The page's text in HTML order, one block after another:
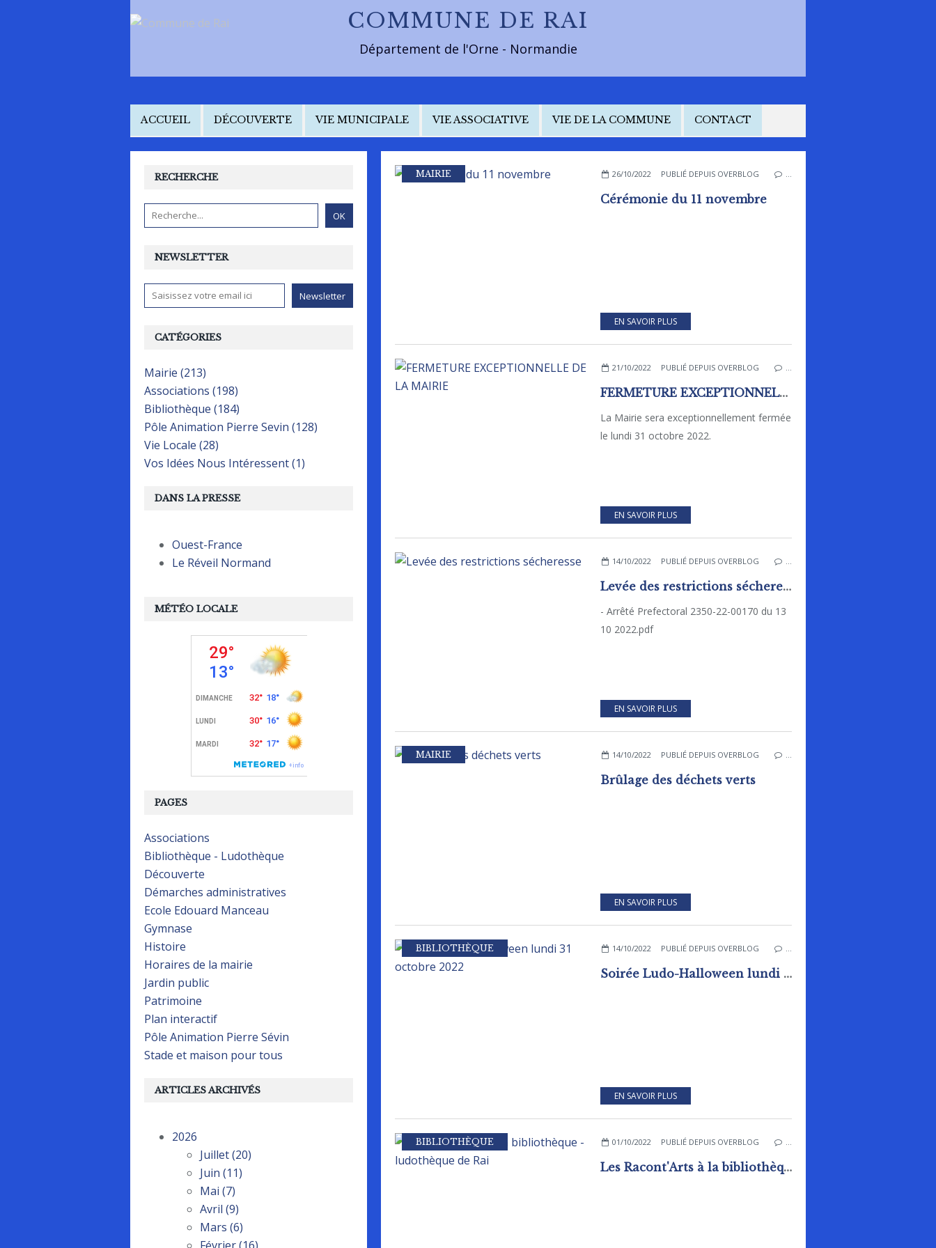
COMMUNE DE RAI
Département de l'Orne - Normandie
ACCUEIL DÉCOUVERTE VIE MUNICIPALE VIE ASSOCIATIVE VIE DE LA COMMUNE CONTACT
MAIRIE 26/10/2022 PUBLIÉ DEPUIS OVERBLOG …
Cérémonie du 11 novembre
EN SAVOIR PLUS
21/10/2022 PUBLIÉ DEPUIS OVERBLOG …
FERMETURE EXCEPTIONNELLE DE LA MAIRIE
La Mairie sera exceptionnellement fermée
le lundi 31 octobre 2022.
EN SAVOIR PLUS
14/10/2022 PUBLIÉ DEPUIS OVERBLOG …
Levée des restrictions sécheresse
- Arrêté Prefectoral 2350-22-00170 du 13
10 2022.pdf
EN SAVOIR PLUS
MAIRIE 14/10/2022 PUBLIÉ DEPUIS OVERBLOG …
Brûlage des déchets verts
EN SAVOIR PLUS
BIBLIOTHÈQUE 14/10/2022 PUBLIÉ DEPUIS OVERBLOG …
Soirée Ludo-Halloween lundi 31 octobre 2022
EN SAVOIR PLUS
BIBLIOTHÈQUE 01/10/2022 PUBLIÉ DEPUIS OVERBLOG …
Les Racont'Arts à la bibliothèque - ludothèque de Rai
NEWSLETTER
RECHERCHE
PAGES
Associations
Bibliothèque - Ludothèque
Découverte
Démarches administratives
Ecole Edouard Manceau
Gymnase
Histoire
Horaires de la mairie
Jardin public
Patrimoine
Plan interactif
Pôle Animation Pierre Sévin
Stade et maison pour tous
CATÉGORIES
Mairie (213)
Associations (198)
Bibliothèque (184)
Pôle Animation Pierre Sevin (128)
Vie Locale (28)
Vos Idées Nous Intéressent (1)
MÉTÉO LOCALE
DANS LA PRESSE
Ouest-France
Le Réveil Normand
ARTICLES ARCHIVÉS
2026
Juillet(20)
Juin (11)
Mai (7)
Avril (9)
Mars (6)